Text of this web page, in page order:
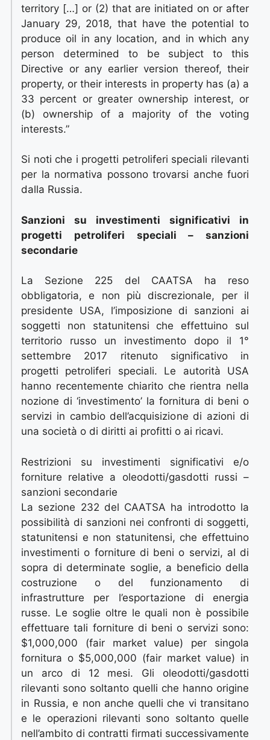
territory […] or (2) that are initiated on or after
January 29, 2018, that have the potential to
produce oil in any location, and in which any
person determined to be subject to this
Directive or any earlier version thereof, their
property, or their interests in property has (a) a
33 percent or greater ownership interest, or
(b) ownership of a majority of the voting
interests.”
Si noti che i progetti petroliferi speciali rilevanti
per la normativa possono trovarsi anche fuori
dalla Russia.
Sanzioni su investimenti significativi in
progetti petroliferi speciali – sanzioni
secondarie
La Sezione 225 del CAATSA ha reso
obbligatoria, e non più discrezionale, per il
presidente USA, l’imposizione di sanzioni ai
soggetti non statunitensi che effettuino sul
territorio russo un investimento dopo il 1°
settembre 2017 ritenuto significativo in
progetti petroliferi speciali. Le autorità USA
hanno recentemente chiarito che rientra nella
nozione di ‘investimento’ la fornitura di beni o
servizi in cambio dell’acquisizione di azioni di
una società o di diritti ai profitti o ai ricavi.
Restrizioni su investimenti significativi e/o
forniture relative a oleodotti/gasdotti russi –
sanzioni secondarie
La sezione 232 del CAATSA ha introdotto la
possibilità di sanzioni nei confronti di soggetti,
statunitensi e non statunitensi, che effettuino
investimenti o forniture di beni o servizi, al di
sopra di determinate soglie, a beneficio della
costruzione o del funzionamento di
infrastrutture per l’esportazione di energia
russe. Le soglie oltre le quali non è possibile
effettuare tali forniture di beni o servizi sono:
$1,000,000 (fair market value) per singola
fornitura o $5,000,000 (fair market value) in
un arco di 12 mesi. Gli oleodotti/gasdotti
rilevanti sono soltanto quelli che hanno origine
in Russia, e non anche quelli che vi transitano
e le operazioni rilevanti sono soltanto quelle
nell’ambito di contratti firmati successivamente